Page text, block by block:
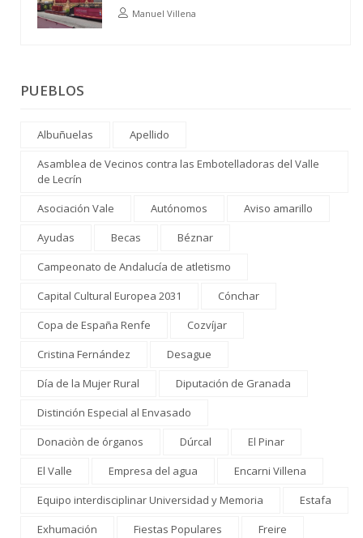
Manuel Villena
PUEBLOS
Albuñuelas
Apellido
Asamblea de Vecinos contra las Embotelladoras del Valle
de Lecrín
Asociación Vale
Autónomos
Aviso amarillo
Ayudas
Becas
Béznar
Campeonato de Andalucía de atletismo
Capital Cultural Europea 2031
Cónchar
Copa de España Renfe
Cozvíjar
Cristina Fernández
Desague
Día de la Mujer Rural
Diputación de Granada
Distinción Especial al Envasado
Donaciòn de órganos
Dúrcal
El Pinar
El Valle
Empresa del agua
Encarni Villena
Equipo interdisciplinar Universidad y Memoria
Estafa
Exhumación
Fiestas Populares
Freire